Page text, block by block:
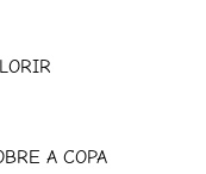
A COPA